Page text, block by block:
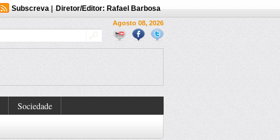
Subscreva| Diretor/Editor: Rafael Barbosa
Agosto 08, 2026
Sociedade